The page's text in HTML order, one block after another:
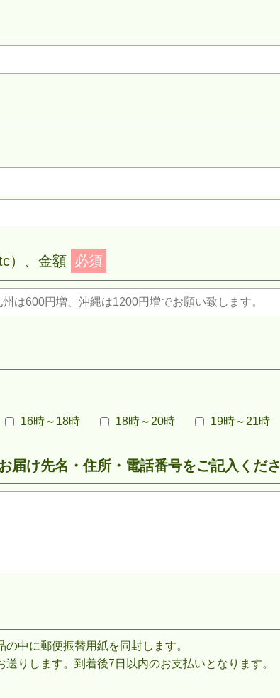
）、金額 必須
16時～18時 18時～20時 19時～21時
届け先名・住所・電話番号をご記入くだ
中に郵便振替用紙を同封します。
りします。到着後7日以内のお支払いとなります。